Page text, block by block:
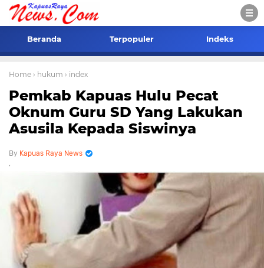
Beranda Terpopuler Indeks
Home › hukum › index
Pemkab Kapuas Hulu Pecat
Oknum Guru SD Yang Lakukan
Asusila Kepada Siswinya
Kapuas Raya News